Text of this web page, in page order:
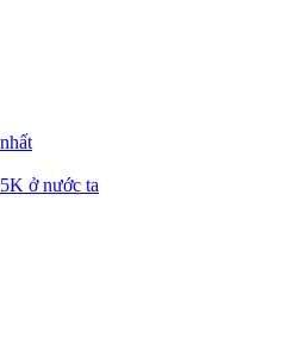
ở nước ta